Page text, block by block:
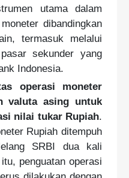
utama dalam
dibandingkan
termasuk melalui
sekunder yang
Indonesia.
operasi moneter
valuta asing untuk
nilai tukar Rupiah.
Rupiah ditempuh
SRBI dua kali
penguatan operasi